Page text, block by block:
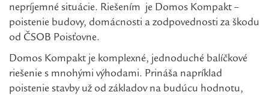
nepríjemné situácie. Riešením je Domos Kompakt –
poistenie budovy, domácnosti a zodpovednosti za škodu
od ČSOB Poisťovne.
Domos Kompakt je komplexné, jednoduché balíčkové
riešenie s mnohými výhodami. Prináša napríklad
poistenie stavby už od základov na budúcu hodnotu,